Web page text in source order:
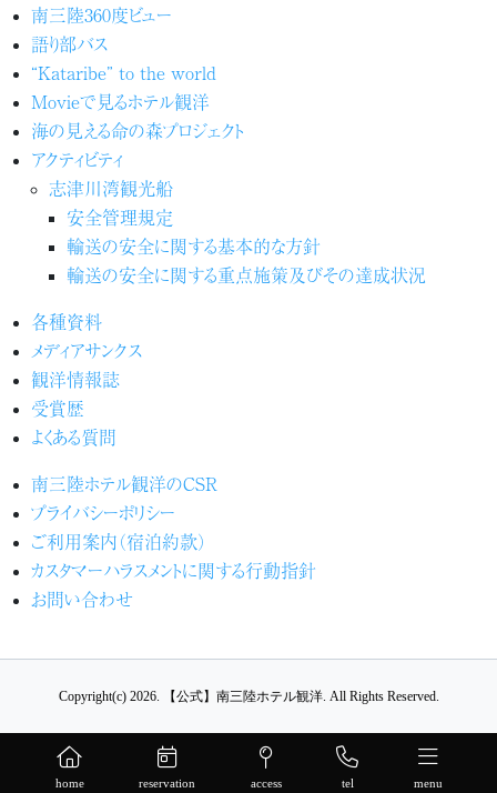
home reservation access tel menu
南三陸360度ビュー
語り部バス
“Kataribe” to the world
Movieで見るホテル観洋
海の見える命の森プロジェクト
アクティビティ
志津川湾観光船
安全管理規定
輸送の安全に関する基本的な方針
輸送の安全に関する重点施策及びその達成状況
各種資料
メディアサンクス
観洋情報誌
受賞歴
よくある質問
南三陸ホテル観洋のCSR
プライバシーポリシー
ご利用案内（宿泊約款）
カスタマーハラスメントに関する行動指針
お問い合わせ
Copyright(c) 2026. 【公式】南三陸ホテル観洋. All Rights Reserved.